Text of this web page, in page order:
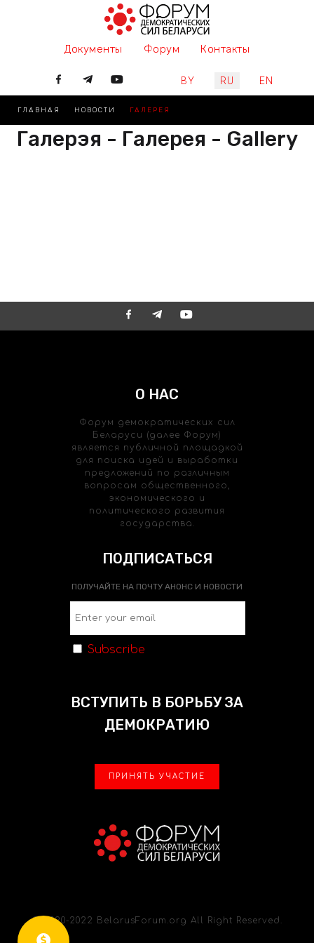
Документы Форум Контакты
Выберите язык
BY RU EN
ГЛАВНАЯ НОВОСТИ ГАЛЕРЕЯ
Галерэя - Галерея - Gallery
О НАС
Форум демократических сил
Беларуси (далее Форум)
является публичной площадкой
для поиска идей и выработки
предложений по различным
вопросам общественного,
экономического и
политического развития
государства.
ПОДПИСАТЬСЯ
ПОЛУЧАЙТЕ НА ПОЧТУ АНОНС И НОВОСТИ
Subscribe
ВСТУПИТЬ В БОРЬБУ ЗА
ДЕМОКРАТИЮ
ПРИНЯТЬ УЧАСТИЕ
© 2020-2022 BelarusForum.org All Right Reserved.